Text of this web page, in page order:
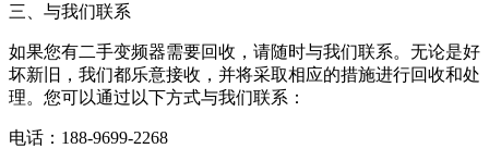
三、与我们联系
如果您有二手变频器需要回收，请随时与我们联系。无论是好
坏新旧，我们都乐意接收，并将采取相应的措施进行回收和处
理。您可以通过以下方式与我们联系：
电话：188-9699-2268